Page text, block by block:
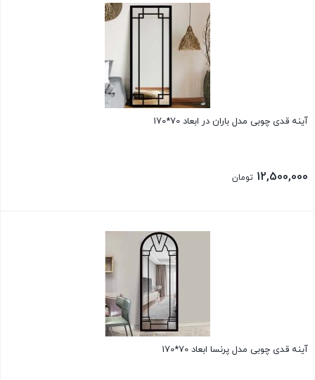
آینه قدی چوبی مدل باران در ابعاد 70*170
12,500,000 تومان
آینه قدی چوبی مدل پرنسا ابعاد 70*170